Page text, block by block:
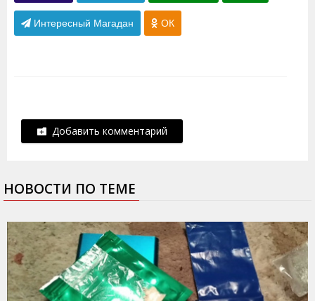
Интересный Магадан ОК
Добавить комментарий
НОВОСТИ ПО ТЕМЕ